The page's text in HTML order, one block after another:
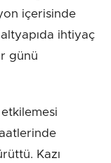
içerisinde
ihtiyaç
günü
etkilemesi
Kazı